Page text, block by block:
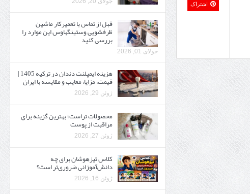
اشتراک
قبل از تماس با تعمیرکار ماشین
ظرفشویی وستینگهاوس این موارد را
بررسی کنید
جولای 01, 2026
هزینه ایمپلنت دندان در ترکیه 1405 |
قیمت، مزایا، معایب و مقایسه با ایران
ژوئن 29, 2026
محصولات تراست؛ بهترین گزینه برای
مراقبت از پوست
ژوئن 27, 2026
کلاس تیزهوشان برای چه
دانش‌آموزانی ضروری‌تر است؟
ژوئن 16, 2026